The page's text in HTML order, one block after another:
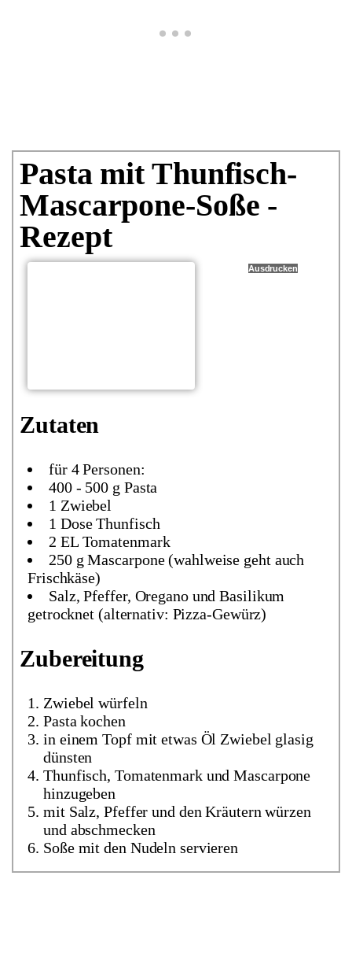
Pasta mit Thunfisch-
Mascarpone-Soße -
Rezept
Ausdrucken
Zutaten
für 4 Personen:
400 - 500 g Pasta
1 Zwiebel
1 Dose Thunfisch
2 EL Tomatenmark
250 g Mascarpone (wahlweise geht auch
Frischkäse)
Salz, Pfeffer, Oregano und Basilikum
getrocknet (alternativ: Pizza-Gewürz)
Zubereitung
Zwiebel würfeln
Pasta kochen
in einem Topf mit etwas Öl Zwiebel glasig
dünsten
Thunfisch, Tomatenmark und Mascarpone
hinzugeben
mit Salz, Pfeffer und den Kräutern würzen
und abschmecken
Soße mit den Nudeln servieren